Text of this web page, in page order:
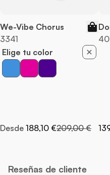
We-Vibe Chorus
3341
Elige tu color
Desde 188,10 €Precio normal
209,00 €
Reseñas de cliente